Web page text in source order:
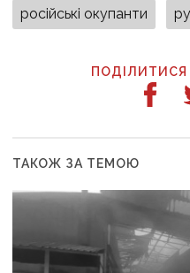
російські окупанти
ТАКОЖ ЗА ТЕМОЮ